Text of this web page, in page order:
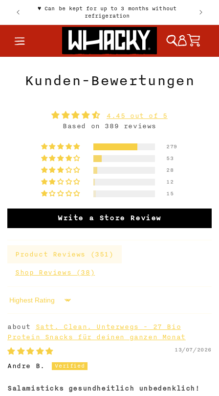
Skip to
content
♥️ Can be kept for up to 3 months without
refrigeration
Log
in
Cart
Kunden-Bewertungen
4.45 out of 5
Based on 389 reviews
279
53
28
12
15
Write a Store Review
Product Reviews (351)
Shop Reviews (38)
Sort by
Satt. Clean. Unterwegs - 27 Bio
Protein Snacks für deinen ganzen Monat
13/07/2026
Andre B.
Salamisticks gesundheitlich unbedenklich!